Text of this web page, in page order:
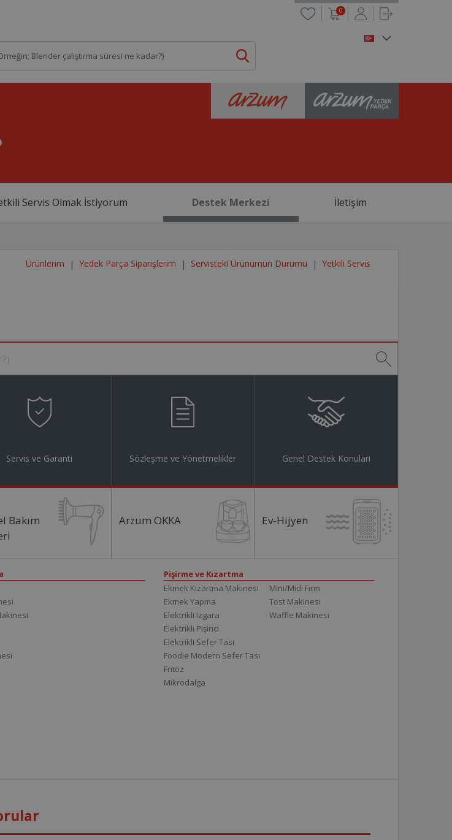
0
Servis Olmak İstiyorum Destek Merkezi İletişim
Ürünlerim Yedek Parça Siparişlerim Servisteki Ürünümün Durumu Yetkili Servis
Servis ve Garanti Sözleşme ve Yönetmelikler Genel Destek Konuları
Bakım
Arzum OKKA Ev-Hijyen
Pişirme ve Kızartma
Ekmek Kızartma Makinesi
Ekmek Yapma
Elektrikli Izgara
Elektrikli Pişirici
Elektrikli Sefer Tası
Foodie Modern Sefer Tası
Fritöz
Mikrodalga
Mini/Midi Fırın
Tost Makinesi
Waffle Makinesi